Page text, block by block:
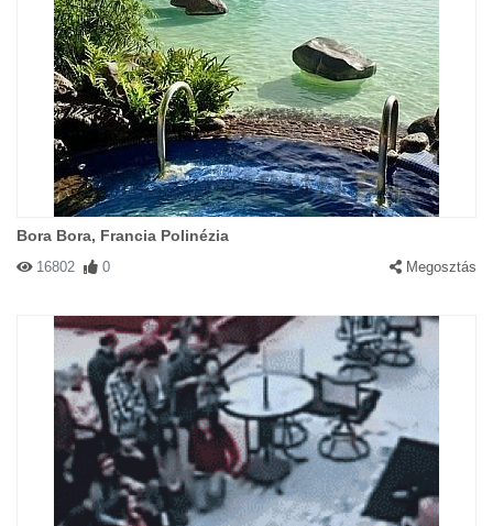
Bora Bora, Francia Polinézia
16802 0 Megosztás